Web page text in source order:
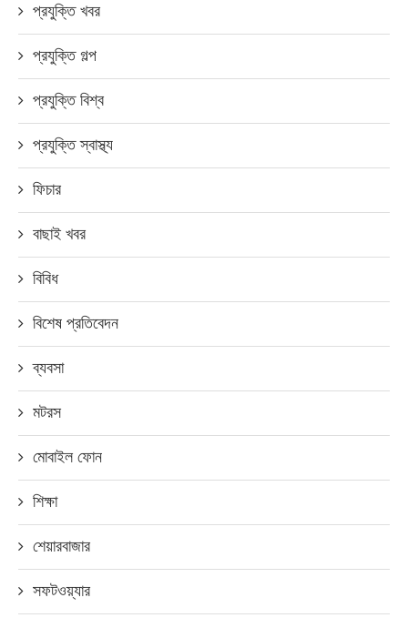
প্রযুক্তি খবর
প্রযুক্তি গল্প
প্রযুক্তি বিশ্ব
প্রযুক্তি স্বাস্থ্য
ফিচার
বাছাই খবর
বিবিধ
বিশেষ প্রতিবেদন
ব্যবসা
মটরস
মোবাইল ফোন
শিক্ষা
শেয়ারবাজার
সফটওয়্যার